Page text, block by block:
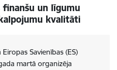
un līgumu
kvalitāti
Savienības (ES)
martā organizēja